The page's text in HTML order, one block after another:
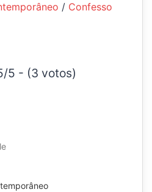
/ Confesso
5 - (3 votos)